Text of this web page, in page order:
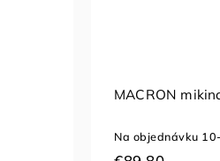
mikina MOONCREST ICON